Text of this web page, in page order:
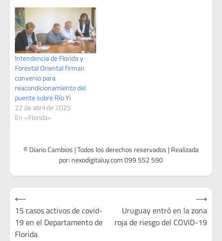
Intendencia de Florida y
Forestal Oriental firman
convenio para
reacondicionamiento del
puente sobre Río Yi
22 de abril de 2025
En «Florida»
Navegación
de
entradas
⟵
15 casos activos de covid-
19 en el Departamento de
Florida
Uruguay entró en la zona
roja de riesgo del COVID-19
⟶